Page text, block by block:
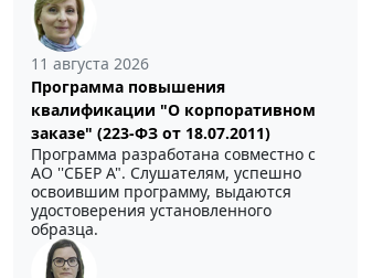
11 августа 2026
Программа повышения
квалификации "О корпоративном
заказе" (223-ФЗ от 18.07.2011)
Программа разработана совместно с
АО ''СБЕР А". Слушателям, успешно
освоившим программу, выдаются
удостоверения установленного
образца.